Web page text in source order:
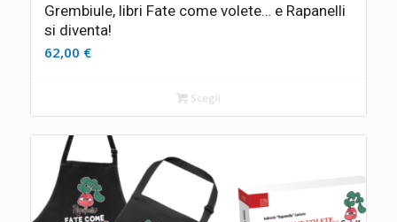
Grembiule, libri Fate come volete… e Rapanelli
si diventa!
62,00 €
Scegli